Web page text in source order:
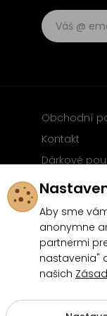
Obchodní
Kontakt
Dárkové
Časté dotazy
4.9/5
Aby sme
anonymne
partnermi
nastavenia"
našich